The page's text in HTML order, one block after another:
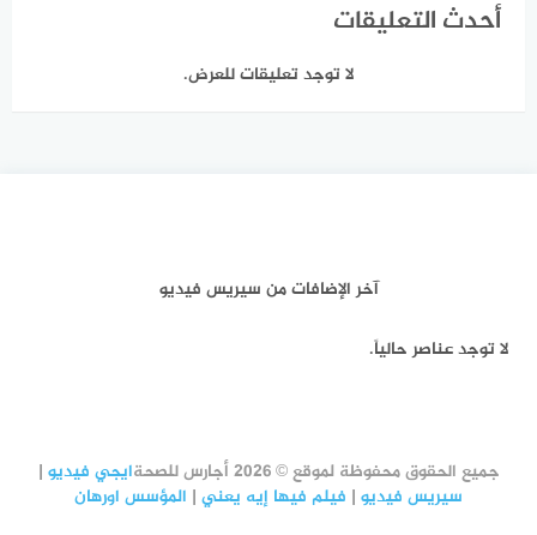
أحدث التعليقات
لا توجد تعليقات للعرض.
آخر الإضافات من سيريس فيديو
لا توجد عناصر حالياً.
جميع الحقوق محفوظة لموقع © 2026 أجارس للصحة ايجي فيديو |
سيريس فيديو | فيلم فيها إيه يعني | المؤسس اورهان